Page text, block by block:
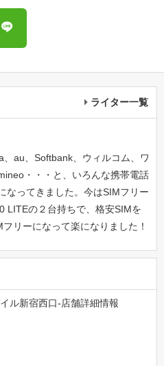
ライター一覧
、au、Softbank、ウィルコム、ワ
・・・と、いろんな携帯電話
なってきました。今はSIMフリー
LITEの２台持ちで、格安SIMを
リーになって楽になりました！
ル新宿西口-店舗詳細情報